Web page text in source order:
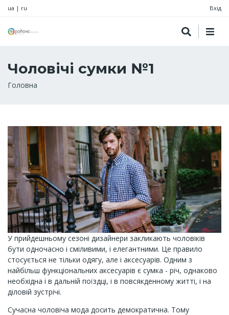
ua | ru Вхід
Чоловічі сумки №1
Рядок
Головна
У прийдешньому сезоні дизайнери закликають чоловіків
бути одночасно і сміливими, і елегантними. Це правило
стосується не тільки одягу, але і аксесуарів. Одним з
найбільш функціональних аксесуарів є сумка - річ, однаково
необхідна і в дальній поїздці, і в повсякденному житті, і на
діловій зустрічі.
Сучасна чоловіча мода досить демократична. Тому